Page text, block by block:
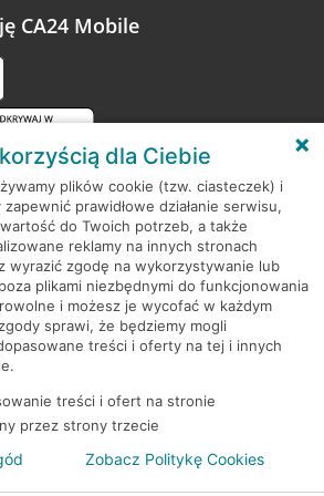
CA24 Mobile
Polska S.A. Wszelkie prawa zastrzeżone
dla Ciebie
plików cookie (tzw. ciasteczek) i
prawidłowe działanie serwisu,
do Twoich potrzeb, a także
reklamy na innych stronach
wyrazić zgodę na wykorzystywanie lub
plikami niezbędnymi do funkcjonowania
i możesz je wycofać w każdym
sprawi, że będziemy mogli
treści i oferty na tej i innych
treści i ofert na stronie
przez strony trzecie
Zobacz Politykę Cookies